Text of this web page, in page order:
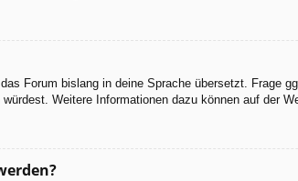
Forum bislang in deine Sprache übersetzt. Frage
Weitere Informationen dazu können auf der